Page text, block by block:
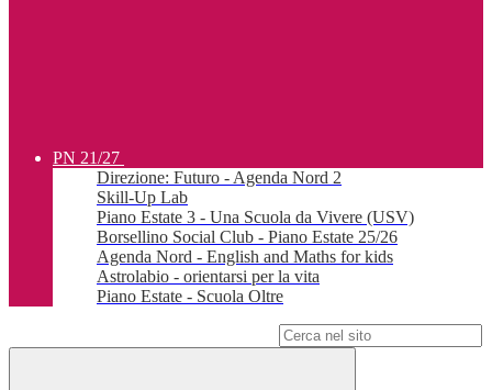
PN 21/27
Direzione: Futuro - Agenda Nord 2
Skill-Up Lab
Piano Estate 3 - Una Scuola da Vivere (USV)
Borsellino Social Club - Piano Estate 25/26
Agenda Nord - English and Maths for kids
Astrolabio - orientarsi per la vita
Piano Estate - Scuola Oltre